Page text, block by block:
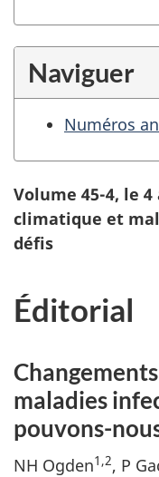
Naviguer
Numéros
Volume 45-4, le
climatique et
défis
Éditorial
maladies
pouvons-
NH Ogden1,2, P